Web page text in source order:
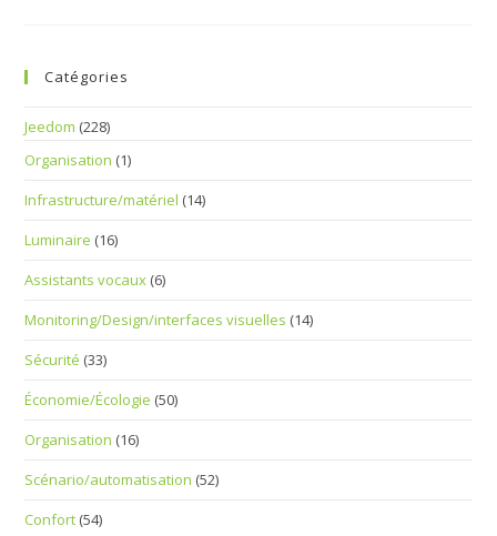
Votre
Catégories
Jeedom (228)
Organisation (1)
Infrastructure/matériel (14)
Luminaire (16)
Assistants vocaux (6)
Monitoring/Design/interfaces visuelles (14)
Sécurité (33)
Économie/Écologie (50)
Organisation (16)
Scénario/automatisation (52)
Confort (54)